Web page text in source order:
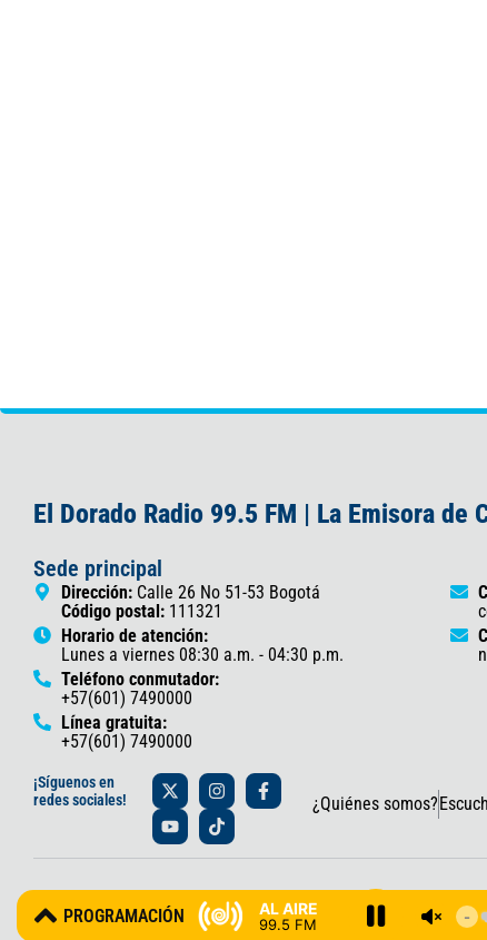
El Dorado Radio 99.5 FM | La Emisora de
Sede principal
Dirección: Calle 26 No 51-53 Bogotá
Código postal: 111321
Horario de atención:
Lunes a viernes 08:30 a.m. - 04:30 p.m.
Teléfono conmutador:
+57(601) 7490000
Línea gratuita:
+57(601) 7490000
AL AIRE
99.5 FM
¡Síguenos en
redes sociales!
X
-
t
w
i
t
e
r
I
n
s
t
a
r
a
m
F
a
c
o
k
-
Y
o
u
t
u
e
T
i
k
t
o
¿Quiénes somos?
© 2025 Gobernación de Cundinamarca – Oficina de Prensa y
PROGRAMACIÓN